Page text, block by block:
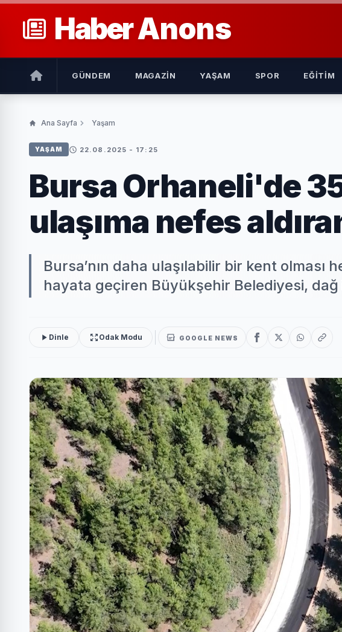
HaberAnons
GÜNDEM MAGAZIN YAŞAM SPOR EĞITIM
Ana Sayfa Yaşam
YAŞAM 22.08.2025 - 17:25
Bursa Orhaneli'de
ulaşıma nefes
Bursa’nın daha ulaşılabilir bir kent
hayata geçiren Büyükşehir Belediyesi,
Dinle Odak Modu GOOGLE NEWS